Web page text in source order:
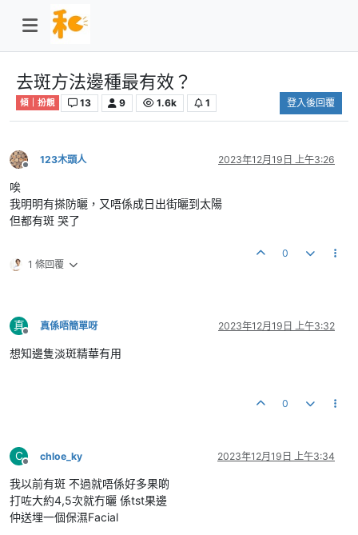
去斑方法邊種最有效？
傾｜扮靚 13 9 1.6k 1 登入後回覆
離線
123木頭人 2023年12月19日 上午3:26
唉
我明明有搽防曬，又唔係成日出街曬到太陽
但都有斑 哭了
1 條回覆
0
真
離線
真係唔簡單呀 2023年12月19日 上午3:32
想知邊隻淡斑精華有用
0
C
離線
chloe_ky 2023年12月19日 上午3:34
我以前有斑 不過就唔係好多果啲
打咗大約4,5次就冇曬 係tst果邊
仲送埋一個保濕Facial